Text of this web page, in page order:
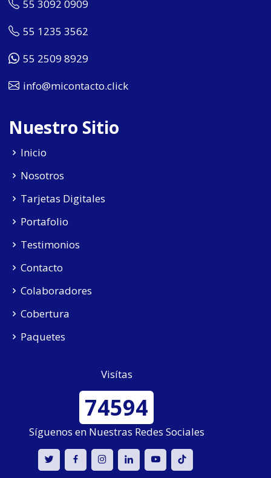
55 3092 0909
55 1235 3562
55 2509 8929
info@micontacto.click
Nuestro Sitio
Inicio
Nosotros
Tarjetas Digitales
Portafolio
Testimonios
Contacto
Colaboradores
Cobertura
Paquetes
Visítas
74594
Síguenos en Nuestras Redes Sociales